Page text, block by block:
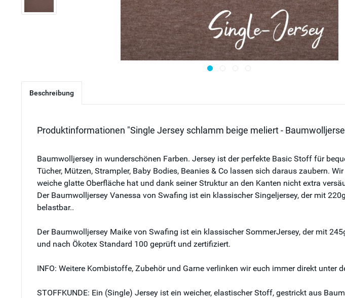
Beschreibung
Produktinformationen "Single Jersey schlamm beige meliert -
Baumwolljersey in wunderschönen Farben. Jersey ist der perfekte Basic Stoff für
Tücher, Mützen, Strampler, Baby Bodies, Beanies & Co lassen sich daraus zaubern.
weiche glatte Oberfläche hat und dank seiner Struktur an den Kanten nicht extra
Der Baumwolljersey Vanessa von Swafing ist ein klassischer Singeljersey, der mit
belastbar..
Der Baumwolljersey Maike von Swafing ist ein klassischer SommerJersey, der mit
und nach Ökotex Standard 100 geprüft und zertifiziert.
INFO: Weitere Kombistoffe, Zubehör und Garne verlinken wir euch immer direkt unter
STOFFKUNDE: Ein (Single) Jersey ist ein weicher, elastischer Stoff, gestrickt aus